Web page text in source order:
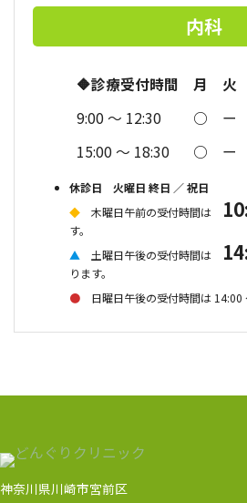
内科
🔶診療受付時間 月 火
9:00 〜 12:30 ○ ー
15:00 〜 18:30
○ ー
休診日 火曜日 終日 ／祝日
◆ 木曜日午前の受付時間は
す。
▲ 土曜日午後の受付時間は
ります。
●
日曜日午後の受付時間は 14:00
神奈川県川崎市宮前区